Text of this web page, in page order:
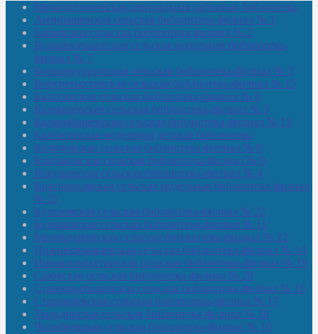
Межпоселенческая центральная районная библиотека
Амзибашевская сельская библиотека-филиал № 1
Бабаевская сельская библиотека-филиал № 2
Большекачаковская сельская модельная библиотека-
филиал № 7
Большекуразовская сельская библиотека-филиал № 3
Верхнетыхтемская сельская библиотека-филиал № 15
Калегинская сельская библиотека-филиал № 6
Калмашевская сельская библиотека-филиал № 5
Калмиябашевская сельская библиотека-филиал № 13
Калтасинская модельная детская библиотека
Кельтеевская сельская библиотека-филиал № 8
Киебаковская сельская библиотека-филиал № 9
Кокушевская сельская библиотека-филиал № 4
Краснохолмская сельская модельная библиотека-филиал
№ 21
Кутеремская сельская библиотека-филиал № 22
Кучашевская сельская библиотека-филиал № 11
Малокачаковская сельская библиотека-филиал № 12
Нижнекачмашевская сельская библиотека-филиал № 14
Новокильбахтинская сельская библиотека-филиал № 19
Сазовская сельская библиотека-филиал № 20
Староорьебашевская сельская библиотека-филиал № 16
Старояшевская сельская библиотека-филиал № 17
Тюльдинская сельская библиотека-филиал № 18
Чилибеевская сельская библиотека-филиал № 10